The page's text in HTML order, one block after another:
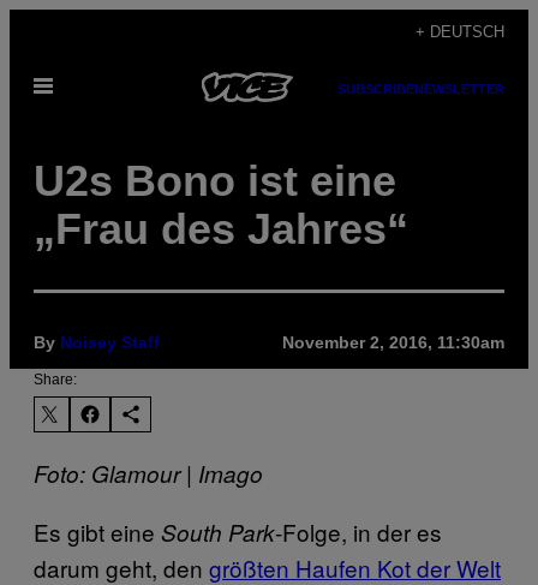
content
+ DEUTSCH
Open
SUBSCRIBENEWSLETTER
U2s Bono ist eine
„Frau des Jahres“
By Noisey Staff November 2, 2016, 11:30am
Share:
Foto: Glamour | Imago
Es gibt eine South Park-Folge, in der es
darum geht, den größten Haufen Kot der Welt